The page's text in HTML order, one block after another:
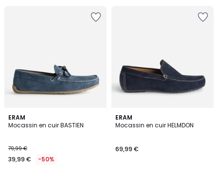
ERAM
Mocassin en cuir BASTIEN
79,99 €
39,99 € -50%
ERAM
Mocassin en cuir HELMDON
69,99 €